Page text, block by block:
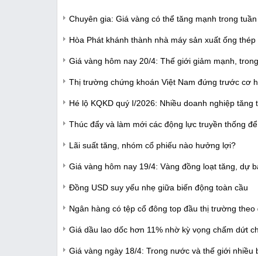
Chuyên gia: Giá vàng có thể tăng mạnh trong
Hòa Phát khánh thành nhà máy sản xuất ống
Giá vàng hôm nay 20/4: Thế giới giảm mạnh,
Thị trường chứng khoán Việt Nam đứng trước cơ
Hé lộ KQKD quý I/2026: Nhiều doanh nghiệp
Thúc đẩy và làm mới các động lực truyền thống
Lãi suất tăng, nhóm cổ phiếu nào hưởng lợi?
Giá vàng hôm nay 19/4: Vàng đồng loạt tăng, dự
Đồng USD suy yếu nhẹ giữa biến động toàn cầu
Ngân hàng có tệp cổ đông top đầu thị trường
Giá dầu lao dốc hơn 11% nhờ kỳ vọng chấm dứt
Giá vàng ngày 18/4: Trong nước và thế giới nhiều